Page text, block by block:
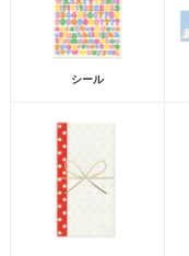
シール